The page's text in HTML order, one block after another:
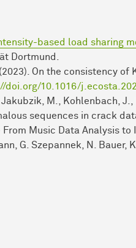
based load sharing
Dortmund.
On the consistency of
doi.org/10.1016/
M., Kohlenbach, J.,
sequences in crack
Music Data Analysis
G. Szepannek, N. Bauer,